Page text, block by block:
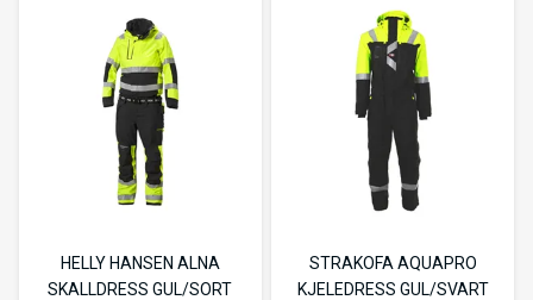
HELLY HANSEN ALNA
SKALLDRESS GUL/SORT
STRAKOFA AQUAPRO
KJELEDRESS GUL/SVART